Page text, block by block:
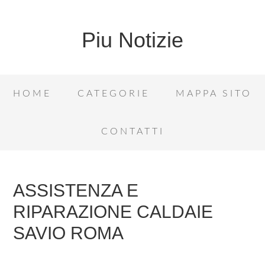
Piu Notizie
HOME CATEGORIE MAPPA SITO
CONTATTI
ASSISTENZA E
RIPARAZIONE CALDAIE
SAVIO ROMA